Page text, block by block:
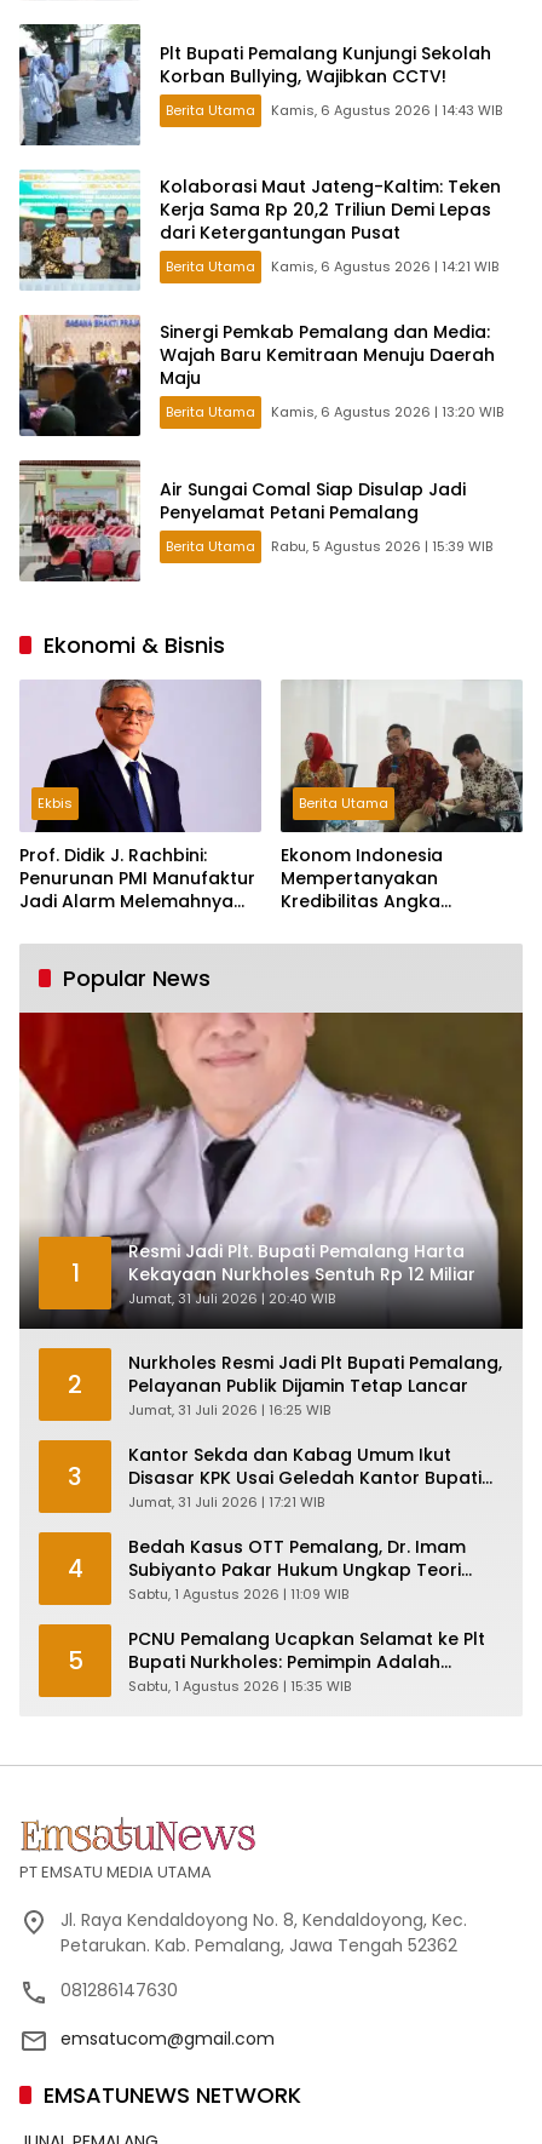
Plt Bupati Pemalang Kunjungi Sekolah
Korban Bullying, Wajibkan CCTV!
Berita Utama Kamis, 6 Agustus 2026 | 14:43 WIB
Kolaborasi Maut Jateng-Kaltim: Teken
Kerja Sama Rp 20,2 Triliun Demi Lepas
dari Ketergantungan Pusat
Berita Utama Kamis, 6 Agustus 2026 | 14:21 WIB
Sinergi Pemkab Pemalang dan Media:
Wajah Baru Kemitraan Menuju Daerah
Maju
Berita Utama Kamis, 6 Agustus 2026 | 13:20 WIB
Air Sungai Comal Siap Disulap Jadi
Penyelamat Petani Pemalang
Berita Utama Rabu, 5 Agustus 2026 | 15:39 WIB
Ekonomi & Bisnis
Ekbis
Prof. Didik J. Rachbini:
Penurunan PMI Manufaktur
Jadi Alarm Melemahnya
Berita Utama
Ekonom Indonesia
Mempertanyakan
Kredibilitas Angka
Tumbuh Tapi Rapuh
Popular News
1
Resmi Jadi Plt. Bupati Pemalang Harta
Kekayaan Nurkholes Sentuh Rp 12 Miliar
Jumat, 31 Juli 2026 | 20:40 WIB
2
Nurkholes Resmi Jadi Plt Bupati Pemalang,
Pelayanan Publik Dijamin Tetap Lancar
Jumat, 31 Juli 2026 | 16:25 WIB
3
Kantor Sekda dan Kabag Umum Ikut
Disasar KPK Usai Geledah Kantor Bupati
Pemalang
Jumat, 31 Juli 2026 | 17:21 WIB
4
Bedah Kasus OTT Pemalang, Dr. Imam
Subiyanto Pakar Hukum Ungkap Teori
Penyertaan KPK
Sabtu, 1 Agustus 2026 | 11:09 WIB
5
PCNU Pemalang Ucapkan Selamat ke Plt
Bupati Nurkholes: Pemimpin Adalah
Pelayan Rakyat!
Sabtu, 1 Agustus 2026 | 15:35 WIB
PT EMSATU MEDIA UTAMA
Jl. Raya Kendaldoyong No. 8, Kendaldoyong, Kec.
Petarukan. Kab. Pemalang, Jawa Tengah 52362
081286147630
emsatucom@gmail.com
EMSATUNEWS NETWORK